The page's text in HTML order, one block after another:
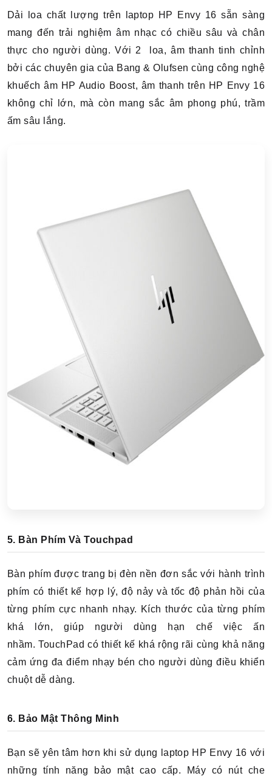
Dải loa chất lượng trên laptop HP Envy 16 sẵn sàng
mang đến trải nghiệm âm nhạc có chiều sâu và chân
thực cho người dùng. Với 2 loa, âm thanh tinh chỉnh
bởi các chuyên gia của Bang & Olufsen cùng công nghệ
khuếch âm HP Audio Boost, âm thanh trên HP Envy 16
không chỉ lớn, mà còn mang sắc âm phong phú, trầm
ấm sâu lắng.
5. Bàn Phím Và Touchpad
Bàn phím được trang bị đèn nền đơn sắc với hành trình
phím có thiết kế hợp lý, độ nảy và tốc độ phản hồi của
từng phím cực nhanh nhạy. Kích thước của từng phím
khá lớn, giúp người dùng hạn chế việc ấn
nhầm.TouchPad có thiết kế khá rộng rãi cùng khả năng
cảm ứng đa điểm nhạy bén cho người dùng điều khiển
chuột dễ dàng.
6. Bảo Mật Thông Minh
Bạn sẽ yên tâm hơn khi sử dụng laptop HP Envy 16 với
những tính năng bảo mật cao cấp. Máy có nút che